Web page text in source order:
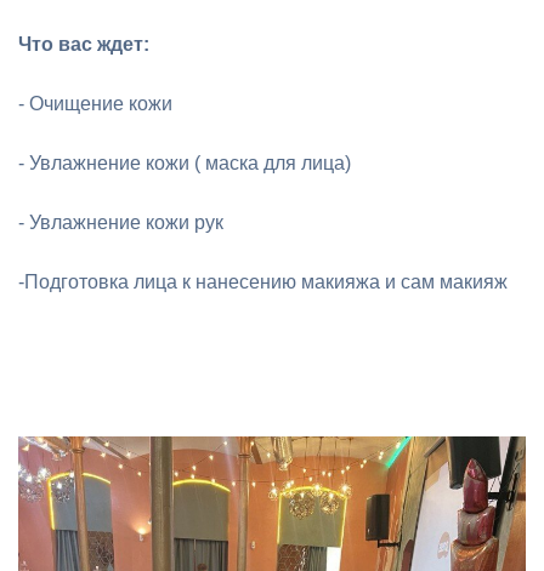
Что вас ждет:
- Очищение кожи
- Увлажнение кожи ( маска для лица)
- Увлажнение кожи рук
-Подготовка лица к нанесению макияжа и сам макияж